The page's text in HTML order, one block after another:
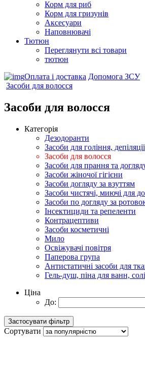
Корм для риб
Корм для гризунів
Аксесуари
Наповнювачі
Тютюн
Переглянути всі товари
тютюн
Оплата і доставка Допомога ЗСУ
Засоби для волосся
Засоби для волосся
Категорія
Дезодоранти
Засоби для гоління, депіляції
Засоби для волосся
Засоби для прання та
Засоби жіночої гігієни
Засоби догляду за взуттям
Засоби чистячі, миючі для
Засоби по догляду за
Інсектициди та репеленти
Контрацептиви
Засоби косметичні
Мило
Освіжувачі повітря
Паперова група
Антистатичні засоби для
Гель-душ, піна для ванн, солі
Ціна
До:
Сортувати